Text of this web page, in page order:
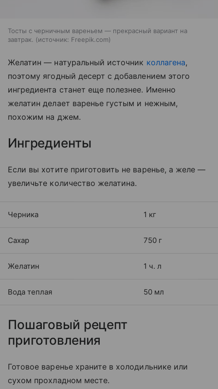
Тосты с черничным вареньем — прекрасный вариант на
завтрак.
источник: Freepik.com
Желатин — натуральный источник коллагена,
поэтому ягодный десерт с добавлением этого
ингредиента станет еще полезнее. Именно
желатин делает варенье густым и нежным,
похожим на джем.
Ингредиенты
Если вы хотите приготовить не варенье, а желе —
увеличьте количество желатина.
Черника 1 кг
Сахар 750 г
Желатин 1 ч. л
Вода теплая 50 мл
Пошаговый рецепт
приготовления
Готовое варенье храните в холодильнике или
сухом прохладном месте.